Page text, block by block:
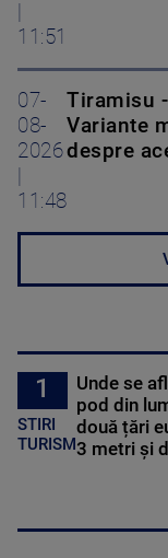
11:51
07-
08-
2026
11:48
Tiramisu
Variante
despre
1
STIRI
TURISM
Unde se
pod din
două țări
3 metri și